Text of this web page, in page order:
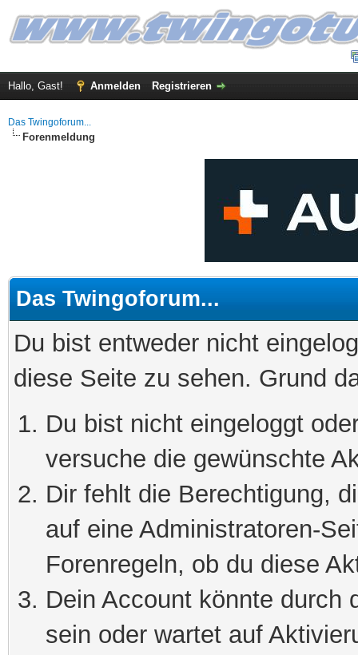
Hallo, Gast! Anmelden Registrieren
Das Twingoforum...
Forenmeldung
Das Twingoforum...
Du bist entweder nicht
diese Seite zu sehen. Grund
Du bist nicht eingeloggt
versuche die gewünschte
Dir fehlt die Berechtigung,
auf eine Administratoren-
Forenregeln, ob du diese
Dein Account könnte durch
sein oder wartet auf